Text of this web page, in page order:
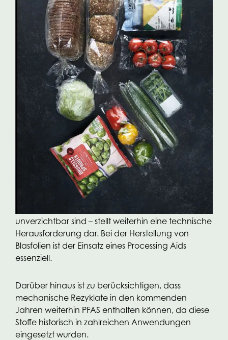
Aid eingesetzt wurde. Dabei wurde der Gehalt an
organisch gebundenem Fluor (TOF) gemessen. Die
Messwerte liegen unter 30 ppm – deutlich unter
dem zulässigen Grenzwert von 50 ppm für PFAS in
polymerer Form.
Damit ist die Konformität unserer Verpackungen
mit den Anforderungen der PPWR nachweislich
gegeben. Eine offizielle Erklärung zu diesen
Testergebnissen wurde erstellt und kann Kunden
auf Anfrage zur Verfügung gestellt werden.
Obwohl OPACKGROUP derzeit die regulatorischen
Anforderungen erfüllt, bleibt die Weiterentwicklung
hin zu PFAS-freien Alternativen ein zentrales Ziel.
Insbesondere der Ersatz PFAS-haltiger Processing
Aids – die in bestimmten Produktionsprozessen
unverzichtbar sind – stellt weiterhin eine technische
Herausforderung dar. Bei der Herstellung von
Blasfolien ist der Einsatz eines Processing Aids
essenziell.
Darüber hinaus ist zu berücksichtigen, dass
mechanische Rezyklate in den kommenden
Jahren weiterhin PFAS enthalten können, da diese
Stoffe historisch in zahlreichen Anwendungen
eingesetzt wurden.